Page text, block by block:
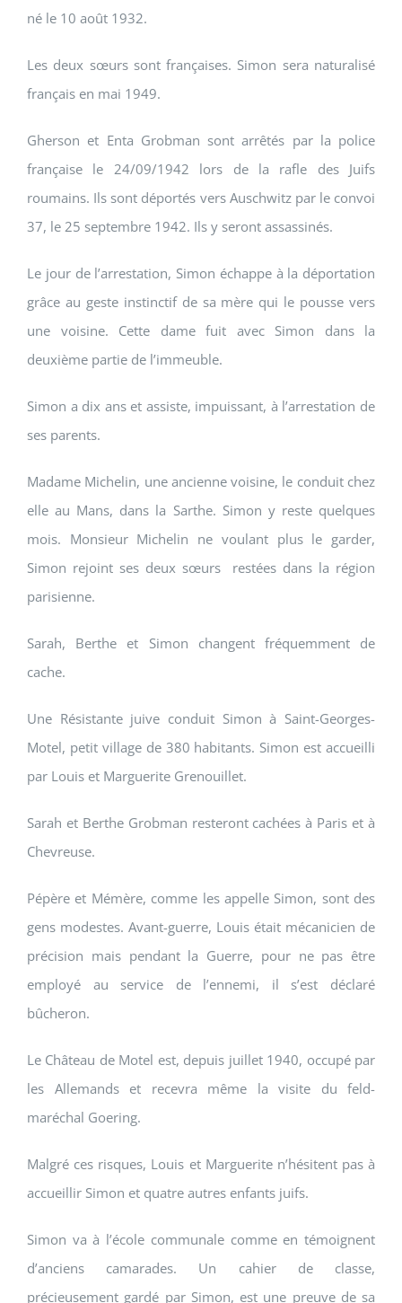
né le 10 août 1932.
Les deux sœurs sont françaises. Simon sera naturalisé
français en mai 1949.
Gherson et Enta Grobman sont arrêtés par la police
française le 24/09/1942 lors de la rafle des Juifs
roumains. Ils sont déportés vers Auschwitz par le convoi
37, le 25 septembre 1942. Ils y seront assassinés.
Le jour de l’arrestation, Simon échappe à la déportation
grâce au geste instinctif de sa mère qui le pousse vers
une voisine. Cette dame fuit avec Simon dans la
deuxième partie de l’immeuble.
Simon a dix ans et assiste, impuissant, à l’arrestation de
ses parents.
Madame Michelin, une ancienne voisine, le conduit chez
elle au Mans, dans la Sarthe. Simon y reste quelques
mois. Monsieur Michelin ne voulant plus le garder,
Simon rejoint ses deux sœurs restées dans la région
parisienne.
Sarah, Berthe et Simon changent fréquemment de
cache.
Une Résistante juive conduit Simon à Saint-Georges-
Motel, petit village de 380 habitants. Simon est accueilli
par Louis et Marguerite Grenouillet.
Sarah et Berthe Grobman resteront cachées à Paris et à
Chevreuse.
Pépère et Mémère, comme les appelle Simon, sont des
gens modestes. Avant-guerre, Louis était mécanicien de
précision mais pendant la Guerre, pour ne pas être
employé au service de l’ennemi, il s’est déclaré
bûcheron.
Le Château de Motel est, depuis juillet 1940, occupé par
les Allemands et recevra même la visite du feld-
maréchal Goering.
Malgré ces risques, Louis et Marguerite n’hésitent pas à
accueillir Simon et quatre autres enfants juifs.
Simon va à l’école communale comme en témoignent
d’anciens camarades. Un cahier de classe,
précieusement gardé par Simon, est une preuve de sa